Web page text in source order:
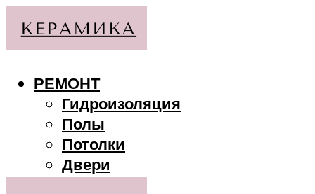
РЕМОНТ
Гидроизоляция
Полы
Потолки
Двери